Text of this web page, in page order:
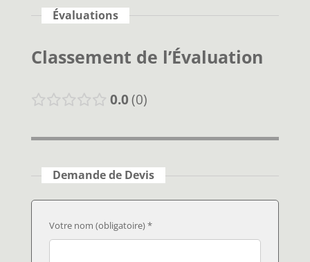
Évaluations
Classement de l’Évaluation
0.0 0
Demande de Devis
Votre nom (obligatoire) *